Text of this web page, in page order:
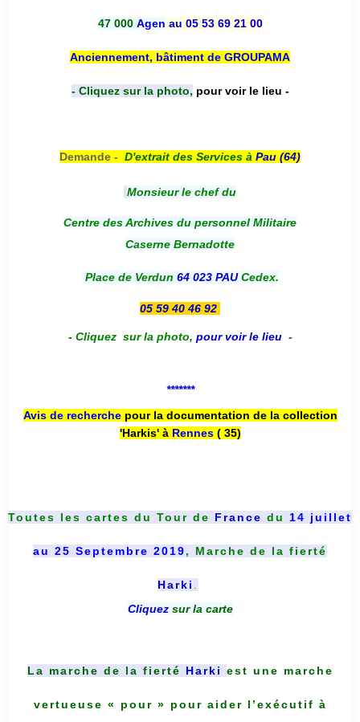
47 000 Agen au 05 53 69 21 00
Anciennement, bâtiment de GROUPAMA
- Cliquez sur la photo, pour voir le lieu -
Demande - D'extrait des Services à Pau (64)
Monsieur le chef du
Centre des Archives du personnel Militaire
Caserne Bernadotte
Place de Verdun 64 023 PAUCedex.
05 59 40 46 92
- Cliquez sur la photo, pour voir le lieu -
*******
Avis de recherche pour la documentation de la collection
'Harkis' à Rennes( 35)
Toutes les cartes du Tour de France du 14 juillet
au 25 Septembre 2019, Marche de la fierté
Harki
Cliquez sur la carte
La marche de la fierté Harki est une marche
vertueuse « pour » pour aider l’exécutif à